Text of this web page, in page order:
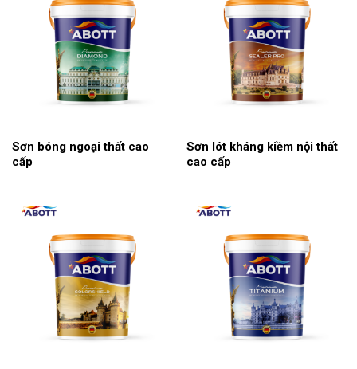
Sơn bóng ngoại thất cao
cấp
Sơn lót kháng kiềm nội thất
cao cấp